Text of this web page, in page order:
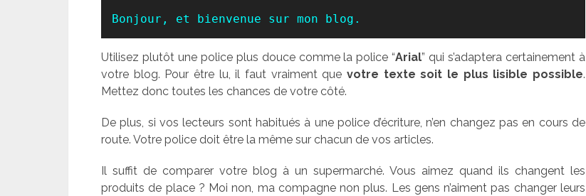
Bonjour, et bienvenue sur mon blog.
Utilisez plutôt une police plus douce comme la police “Arial” qui s’adaptera certainement à
votre blog. Pour être lu, il faut vraiment que votre texte soit le plus lisible possible.
Mettez donc toutes les chances de votre côté.
De plus, si vos lecteurs sont habitués à une police d’écriture, n’en changez pas en cours de
route. Votre police doit être la même sur chacun de vos articles.
Il suffit de comparer votre blog à un supermarché. Vous aimez quand ils changent les
produits de place ? Moi non, ma compagne non plus. Les gens n’aiment pas changer leurs